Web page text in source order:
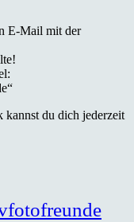
E-Mail mit der
du dich jederzeit